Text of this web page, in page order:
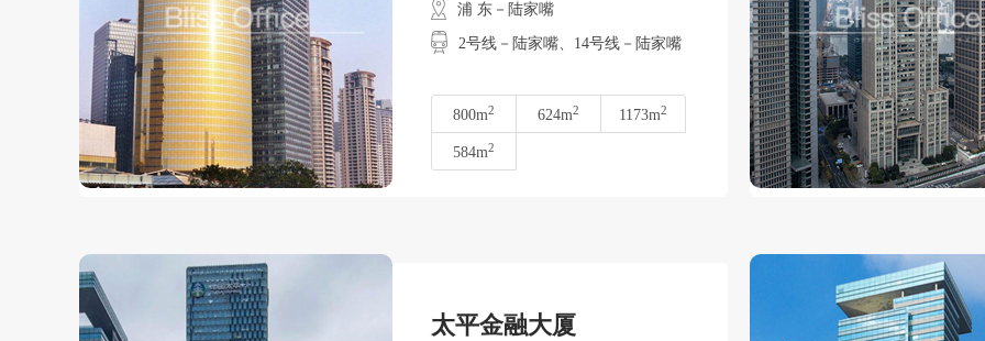
浦 东－陆家嘴
2号线－陆家嘴、14号线－陆家嘴
800m2 624m2 1173m2
584m2
太平金融大厦